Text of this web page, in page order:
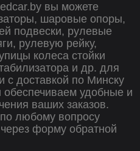
вы можете
шаровые опоры,
подвески, рулевые
рулевую рейку,
колеса стойки
и др. для
с доставкой по Минску
удобные и
ваших заказов.
любому вопросу
форму обратной